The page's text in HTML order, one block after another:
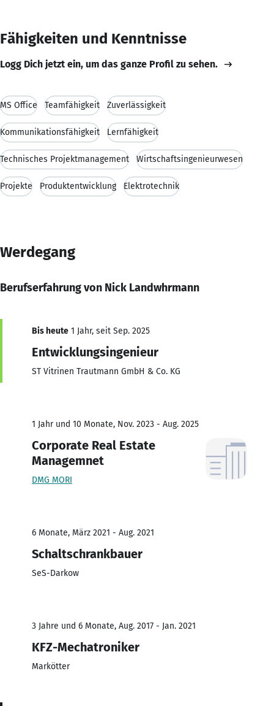
Fähigkeiten und Kenntnisse
Logg Dich jetzt ein, um das ganze Profil zu sehen.
MS Office Teamfähigkeit Zuverlässigkeit
Kommunikationsfähigkeit Lernfähigkeit
Technisches Projektmanagement Wirtschaftsingenieurwesen
Projekte Produktentwicklung Elektrotechnik
Werdegang
Berufserfahrung von Nick Landwhrmann
Bis heute 1 Jahr, seit Sep. 2025
Entwicklungsingenieur
ST Vitrinen Trautmann GmbH & Co. KG
1 Jahr und 10 Monate, Nov. 2023 - Aug. 2025
Corporate Real Estate
Managemnet
DMG MORI
6 Monate, März 2021 - Aug. 2021
Schaltschrankbauer
SeS-Darkow
3 Jahre und 6 Monate, Aug. 2017 - Jan. 2021
KFZ-Mechatroniker
Markötter